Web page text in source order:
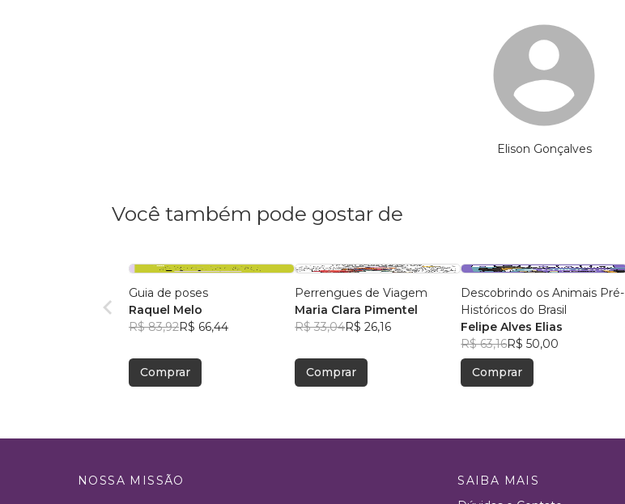
Elison Gonçalves
Você também pode gostar de
Guia de poses
Raquel Melo
R$ 83,92R$ 66,44
Comprar
Perrengues de Viagem
Maria Clara Pimentel
R$ 33,04R$ 26,16
Comprar
Descobrindo os Animais Pré-
Históricos do Brasil
Felipe Alves Elias
R$ 63,16R$ 50,00
Comprar
NOSSA MISSÃO
SAIBA MAIS